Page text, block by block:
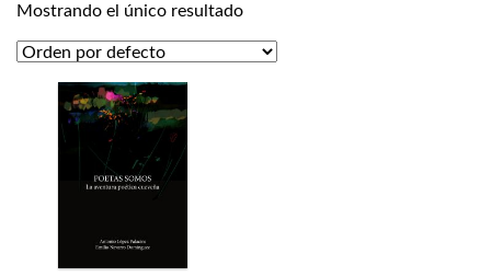
Mostrando el único resultado